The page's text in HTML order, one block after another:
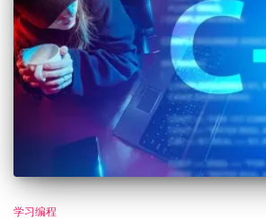
学习编程